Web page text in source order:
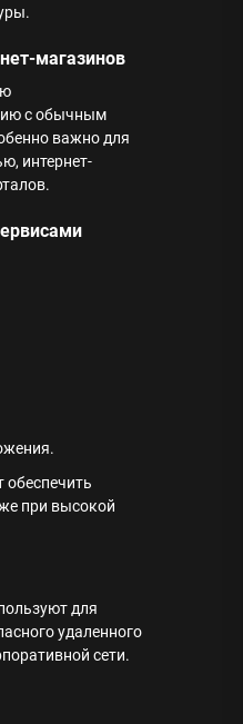
магазинов
с обычным
важно для
интернет-
при высокой
для
удаленного
сети.